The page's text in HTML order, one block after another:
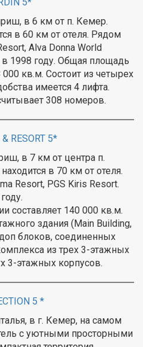
в 6 км от п. Кемер.
в 60 км от отеля. Рядом
Alva Donna World
1998 году. Общая площадь
000 кв.м. Состоит из четырех
имеется 4 лифта.
308 номеров.
RESORT 5*
в 7 км от центра п.
в 70 км от отеля.
Resort, PGS Kiris Resort.
составляет 140 000 кв.м.
здания (Main Building,
блоков, соединенных
из трех 3-этажных
3-этажных корпусов.
5 *
в г. Кемер, на самом
с уютными просторными